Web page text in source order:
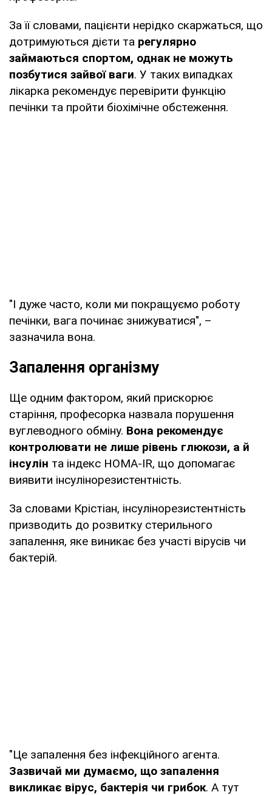
За її словами, пацієнти нерідко скаржаться, що
дотримуються дієти та регулярно
займаються спортом, однак не можуть
позбутися зайвої ваги. У таких випадках
лікарка рекомендує перевірити функцію
печінки та пройти біохімічне обстеження.
"І дуже часто, коли ми покращуємо роботу
печінки, вага починає знижуватися", –
зазначила вона.
Запалення організму
Ще одним фактором, який прискорює
старіння, професорка назвала порушення
вуглеводного обміну. Вона рекомендує
контролювати не лише рівень глюкози, а й
інсулін та індекс HOMA-IR, що допомагає
виявити інсулінорезистентність.
За словами Крістіан, інсулінорезистентність
призводить до розвитку стерильного
запалення, яке виникає без участі вірусів чи
бактерій.
"Це запалення без інфекційного агента.
Зазвичай ми думаємо, що запалення
викликає вірус, бактерія чи грибок. А тут